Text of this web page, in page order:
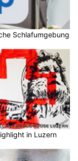
Schlafumgebung
in Luzern